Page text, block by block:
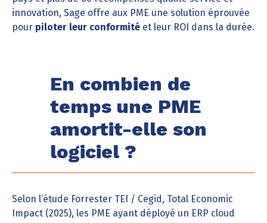
innovation, Sage offre aux PME une solution éprouvée
pour piloter leur conformité et leur ROI dans la durée.
En combien de
temps une PME
amortit-elle son
logiciel ?
Selon l’étude Forrester TEI / Cegid, Total Economic
Impact (2025), les PME ayant déployé un ERP cloud